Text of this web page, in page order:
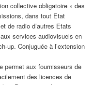
collective obligatoire » des
dans tout Etat
de radio d’autres Etats
services audiovisuels en
up. Conjuguée à l’extension
permet aux fournisseurs de
des licences de